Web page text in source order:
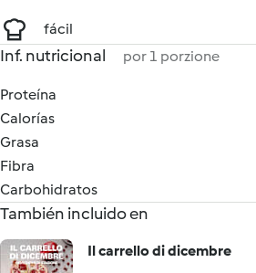
fácil
Inf. nutricional por 1 porzione
Proteína
Calorías
Grasa
Fibra
Carbohidratos
También incluido en
Il carrello di dicembre